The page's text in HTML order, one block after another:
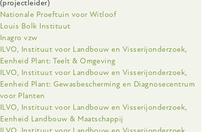
(projectleider)
Nationale Proeftuin voor Witloof
Louis Bolk Instituut
Inagro vzw
ILVO, Instituut voor Landbouw en Visserijonderzoek,
Eenheid Plant: Teelt & Omgeving
ILVO, Instituut voor Landbouw en Visserijonderzoek,
Eenheid Plant: Gewasbescherming en Diagnosecentrum
voor Planten
ILVO, Instituut voor Landbouw en Visserijonderzoek,
Eenheid Landbouw & Maatschappij